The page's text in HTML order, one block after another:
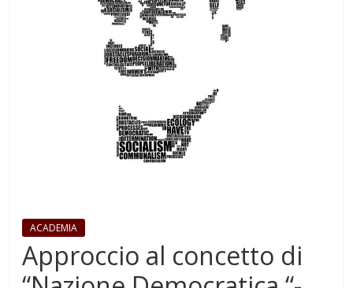
ACADEMIA
Approccio al concetto di